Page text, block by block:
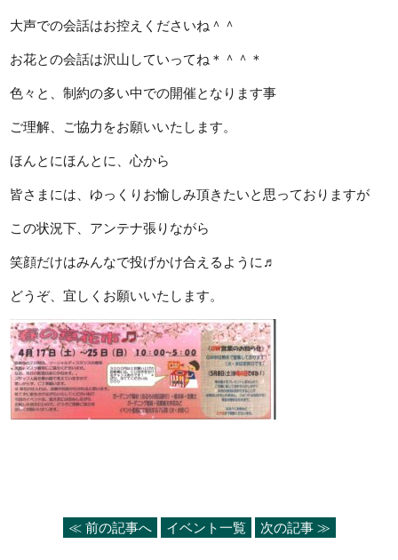
大声での会話はお控えくださいね＾＾
お花との会話は沢山していってね＊＾＾＊
色々と、制約の多い中での開催となります事
ご理解、ご協力をお願いいたします。
ほんとにほんとに、心から
皆さまには、ゆっくりお愉しみ頂きたいと思っておりますが
この状況下、アンテナ張りながら
笑顔だけはみんなで投げかけ合えるように♬
どうぞ、宜しくお願いいたします。
≪ 前の記事へ イベント一覧 次の記事 ≫